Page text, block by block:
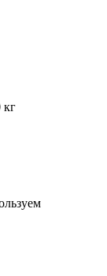
кг